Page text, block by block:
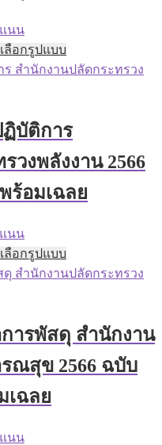
นน
เลือกรูปแบบ
บัติการ
วงพลังงาน 2566
ร้อมเฉลย
นน
เลือกรูปแบบ
ารพัสดุ สำนักงาน
ณสุข 2566 ฉบับ
เฉลย
นน